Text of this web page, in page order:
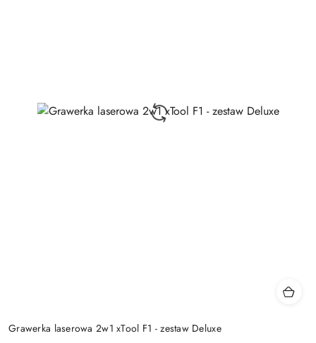
Grawerka laserowa 2w1 xTool F1 - zestaw Deluxe